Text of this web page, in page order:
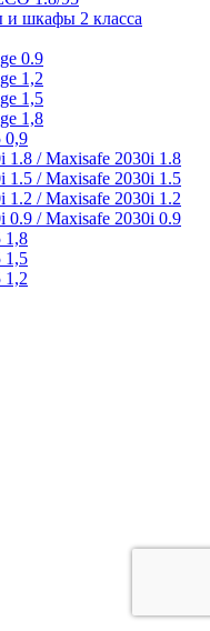
шкафы 2 класса
0.9
1,2
1,5
1,8
0,9
1.8 / Maxisafe 2030i 1.8
1.5 / Maxisafe 2030i 1.5
1.2 / Maxisafe 2030i 1.2
0.9 / Maxisafe 2030i 0.9
1,8
1,5
1,2